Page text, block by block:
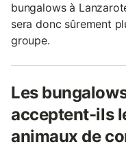
bungalows à
sera donc sûrement
groupe.
Les
acceptent-ils
animaux de